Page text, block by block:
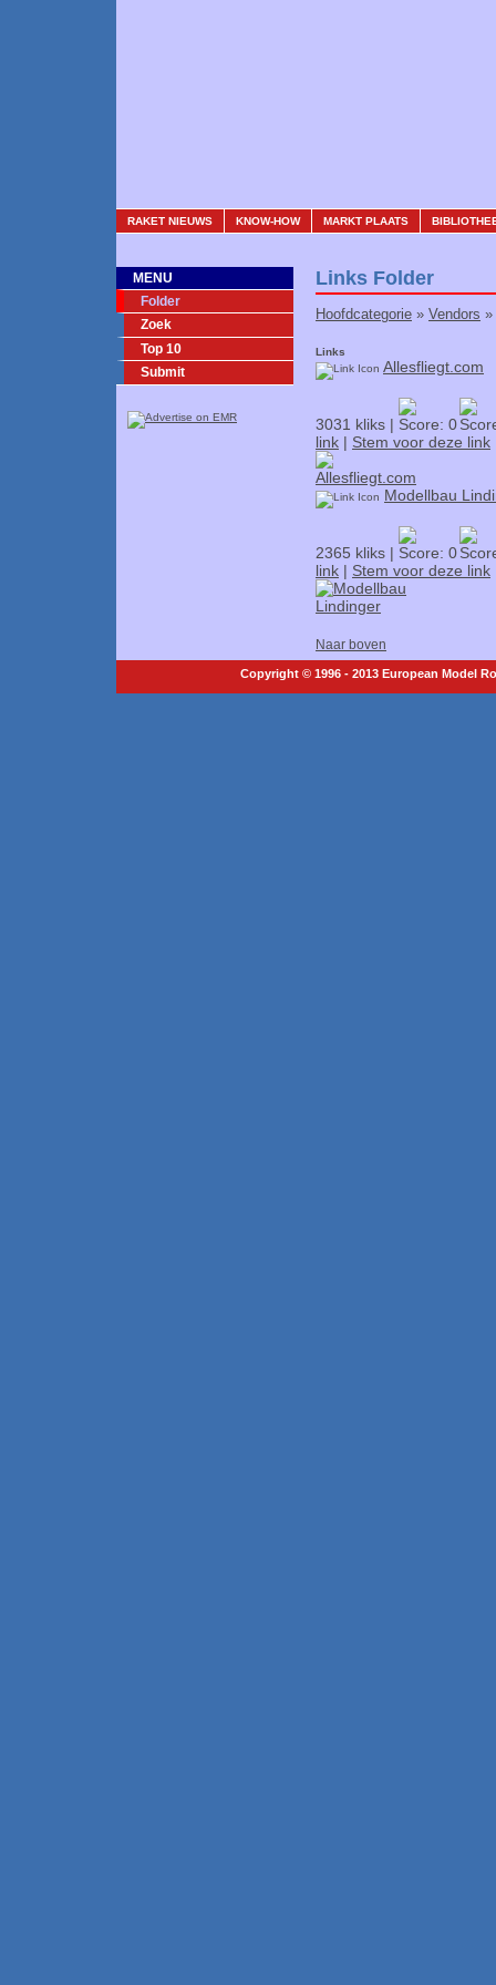
RAKET NIEUWS KNOW-HOW MARKT PLAATS
MENU
Folder
Zoek
Top 10
Submit
Links Folder
Hoofdcategorie » Vendors »
Links
Allesfliegt.com
3031 kliks |
link | Stem voor deze link
Modellbau
2365 kliks |
link | Stem voor deze link
Naar boven
Copyright © 1996 - 2013 European Model